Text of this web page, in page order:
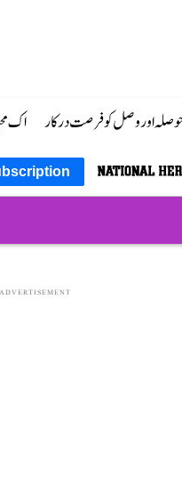
حوصلہ اور وصل کو فرصت درکار اک
ADVERTISEMENT